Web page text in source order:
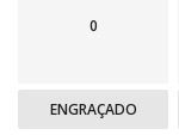
0
ENGRAÇADO